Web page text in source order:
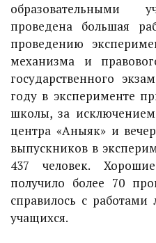
образовательными
проведена большая
проведению
механизма и
государственного
году в эксперименте
школы, за
центра «Аныяк» и
выпускников в
437 человек.
получило более 70
справилось с
учащихся.